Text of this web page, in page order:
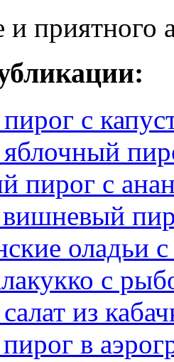
и приятного
с
пирог с
оладьи
с
из
в